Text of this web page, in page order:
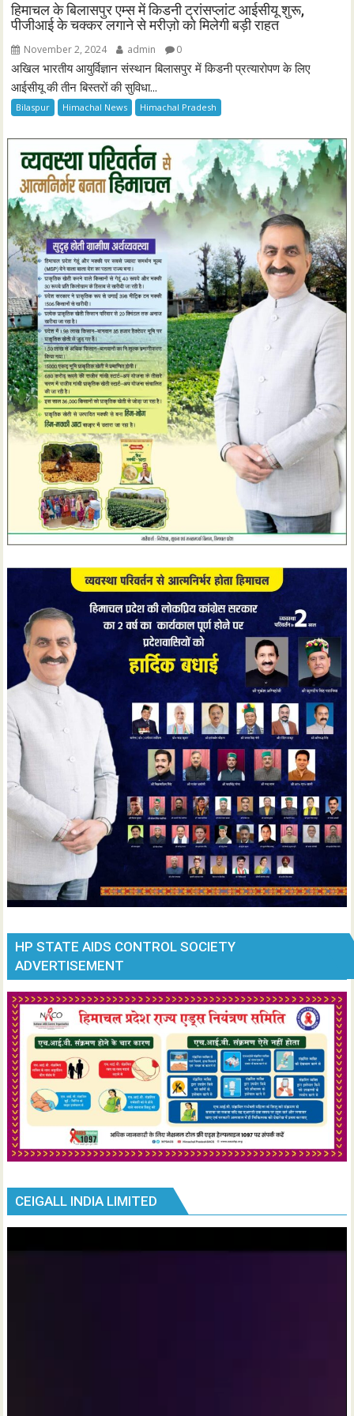
हिमाचल के बिलासपुर एम्स में किडनी ट्रांसप्लांट आईसीयू शुरू,
पीजीआई के चक्कर लगाने से मरीज़ो को मिलेगी बड़ी राहत
November 2, 2024 admin 0
अखिल भारतीय आयुर्विज्ञान संस्थान बिलासपुर में किडनी प्रत्यारोपण के लिए
आईसीयू की तीन बिस्तरों की सुविधा...
Bilaspur Himachal News Himachal Pradesh
HP STATE AIDS CONTROL SOCIETY
ADVERTISEMENT
CEIGALL INDIA LIMITED